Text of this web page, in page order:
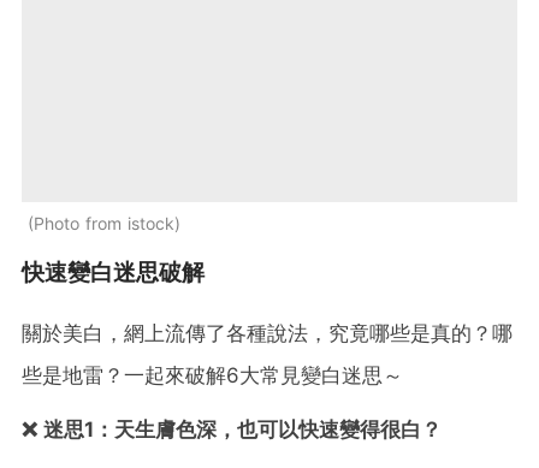
Photo from istock
快速變白迷思破解
關於美白，網上流傳了各種說法，究竟哪些是真的？哪
些是地雷？一起來破解6大常見變白迷思～
❌ 迷思1：天生膚色深，也可以快速變得很白？